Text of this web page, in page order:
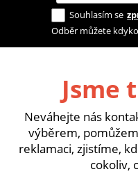
Souhlasím se
Odběr můžete
Jsme
Neváhejte nás
výběrem,
reklamaci, zjistíme,
cokoliv,